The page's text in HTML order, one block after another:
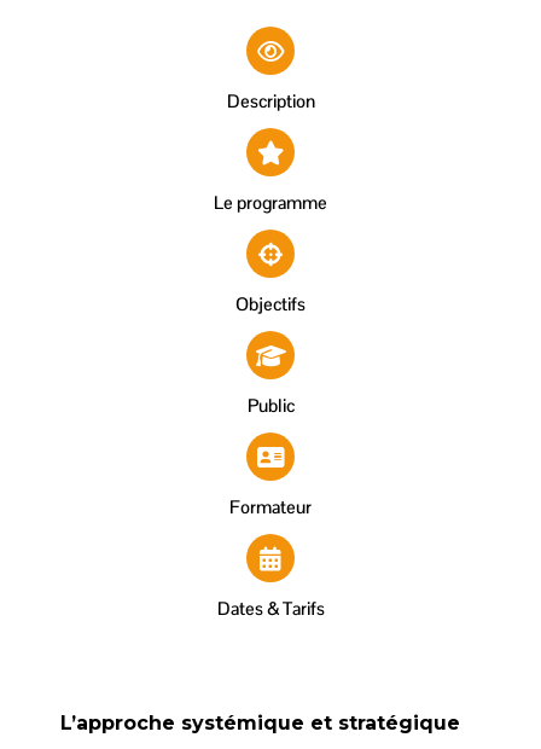
Description
Le programme
Objectifs
Public
Formateur
Dates & Tarifs
L’approche systémique et stratégique